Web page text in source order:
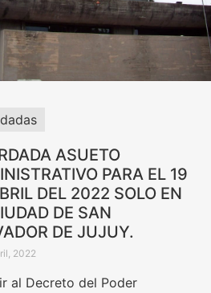
ASUETO
PARA EL 19
DEL 2022 SOLO EN
DE SAN
DE JUJUY.
2022
al Decreto del Poder